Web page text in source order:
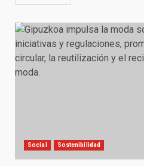
Social Sostenibilidad